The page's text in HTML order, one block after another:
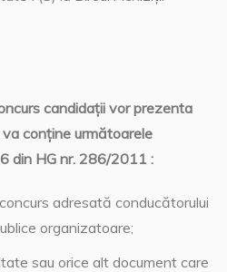
candidaţii vor prezenta
conţine următoarele
din HG nr. 286/2011 :
adresată conducătorului
organizatoare;
sau orice alt document care